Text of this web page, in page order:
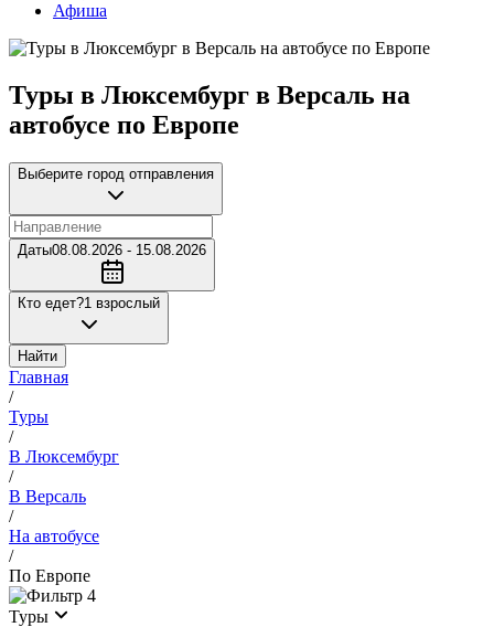
Афиша
Туры в Люксембург в Версаль на
автобусе по Европе
Выберите город отправления
Даты08.08.2026 - 15.08.2026
Кто едет?1 взрослый
Найти
Главная
/
Туры
/
В Люксембург
/
В Версаль
/
На автобусе
/
По Европе
4
Туры